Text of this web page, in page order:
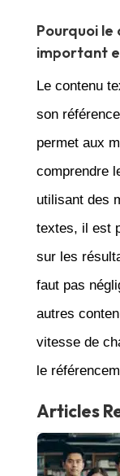
Pourquoi
important
Le contenu
son
permet aux
comprendre
utilisant des
textes, il est
sur les
faut pas
autres
vitesse de
le
Articles